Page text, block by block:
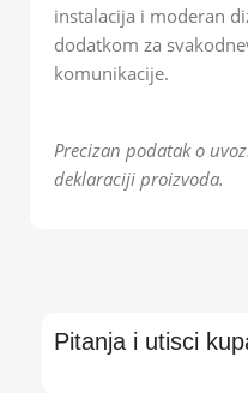
instalacija i moderan
dodatkom za
komunikacije.
Precizan podatak o
deklaraciji proizvoda.
Pitanja i utisci